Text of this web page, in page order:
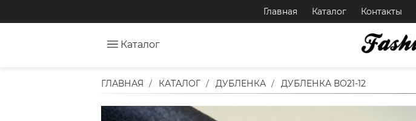
Главная Каталог Контакты
Каталог
ГЛАВНАЯ КАТАЛОГ ДУБЛЕНКА ДУБЛЕНКА ВО21-12